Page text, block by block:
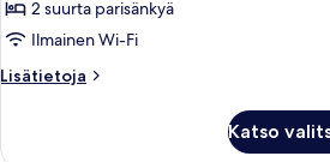
2
makuuhuonetta
2 suurta parisänkyä
Ilmainen Wi-Fi
Lisätietoja
Lisätietoja
Katso